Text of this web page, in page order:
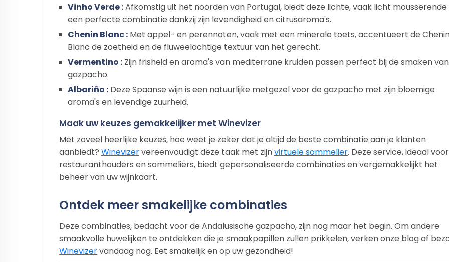
Vinho Verde :Afkomstig uit het noorden van Portugal, biedt deze lichte, vaak licht mousserende
een perfecte combinatie dankzij zijn levendigheid en citrusaroma's.
Chenin Blanc : Met appel- en perennoten, vaak met een minerale toets, accentueert de
Blanc de zoetheid en de fluweelachtige textuur van het gerecht.
Vermentino : Zijn frisheid en aroma's van mediterrane kruiden passen perfect bij de smaken
gazpacho.
Albariño : Deze Spaanse wijn is een natuurlijke metgezel voor de gazpacho met zijn bloemige
aroma's en levendige zuurheid.
Maak uw keuzes gemakkelijker met Winevizer
Met zoveel heerlijke keuzes, hoe weet je zeker dat je altijd de beste combinatie aan je klanten
aanbiedt? Winevizervereenvoudigt deze taak met zijnvirtuele sommelier. Deze service, ideaal voor
restauranthouders en sommeliers, biedt gepersonaliseerde combinaties en vergemakkelijkt het
beheer van uw wijnkaart.
Ontdek meer smakelijke combinaties
Deze combinaties, bedacht voor de Andalusische gazpacho, zijn nog maar het begin. Om andere
smaakvolle huwelijken te ontdekken die je smaakpapillen zullen prikkelen, verken onze blog of
Winevizervandaag nog. Eet smakelijk en op uw gezondheid!